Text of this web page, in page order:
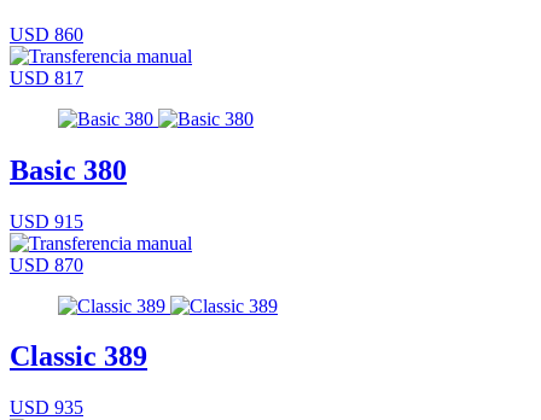
USD 860
USD 817
Basic 380
USD 915
USD 870
Classic 389
USD 935